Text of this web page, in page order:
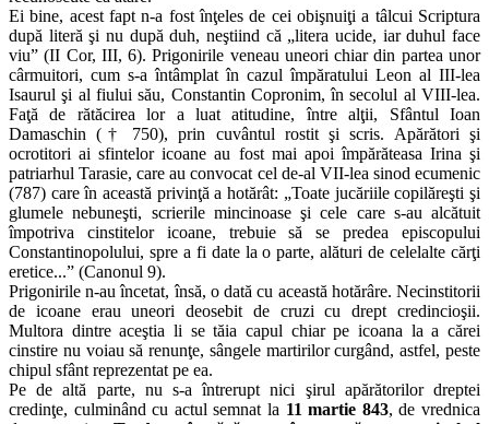
Ei bine, acest fapt n-a fost înţeles de cei obişnuiţi a tâlcui Scriptura
după literă şi nu după duh, neştiind că „litera ucide, iar duhul face
viu” (II Cor, III, 6). Prigonirile veneau uneori chiar din partea unor
cârmuitori, cum s-a întâmplat în cazul împăratului Leon al III-lea
Isaurul şi al fiului său, Constantin Copronim, în secolul al VIII-lea.
Faţă de rătăcirea lor a luat atitudine, între alţii, Sfântul Ioan
Damaschin († 750), prin cuvântul rostit şi scris. Apărători şi
ocrotitori ai sfintelor icoane au fost mai apoi împărăteasa Irina şi
patriarhul Tarasie, care au convocat cel de-al VII-lea sinod ecumenic
(787) care în această privinţă a hotărât: „Toate jucăriile copilăreşti şi
glumele nebuneşti, scrierile mincinoase şi cele care s-au alcătuit
împotriva cinstitelor icoane, trebuie să se predea episcopului
Constantinopolului, spre a fi date la o parte, alături de celelalte cărţi
eretice...” (Canonul 9).
Prigonirile n-au încetat, însă, o dată cu această hotărâre. Necinstitorii
de icoane erau uneori deosebit de cruzi cu drept credincioşii.
Multora dintre aceştia li se tăia capul chiar pe icoana la a cărei
cinstire nu voiau să renunţe, sângele martirilor curgând, astfel, peste
chipul sfânt reprezentat pe ea.
Pe de altă parte, nu s-a întrerupt nici şirul apărătorilor dreptei
credinţe, culminând cu actul semnat la 11 martie 843, de vrednica